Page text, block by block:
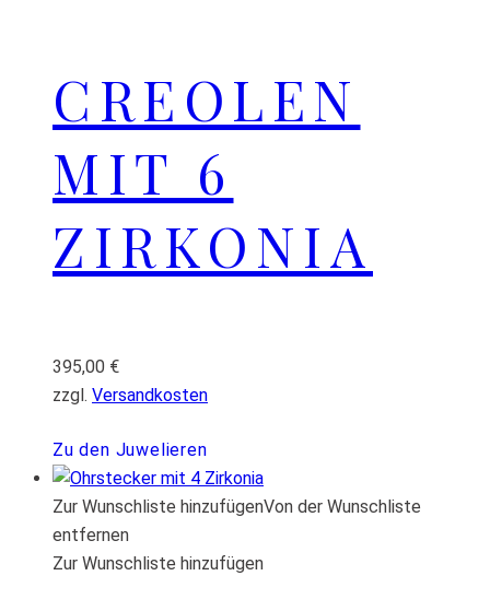
CREOLEN
MIT 6
ZIRKONIA
395,00 €
zzgl. Versandkosten
Zu den Juwelieren
Zur Wunschliste hinzufügenVon der Wunschliste
entfernen
Zur Wunschliste hinzufügen